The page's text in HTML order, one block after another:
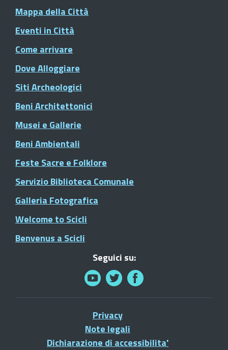
Mappa della Città
Eventi in Città
Come arrivare
Dove Alloggiare
Siti Archeologici
Beni Architettonici
Musei e Gallerie
Beni Ambientali
Feste Sacre e Folklore
Servizio Biblioteca Comunale
Galleria Fotografica
Welcome to Scicli
Benvenus a Scicli
Seguici su:
Privacy
Note legali
Dichiarazione di accessibilita'